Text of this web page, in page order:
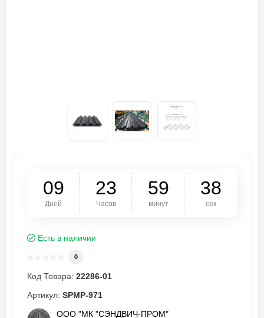
09
Дней
23
Часов
59
минут
37
сек
Есть в наличии
0
Код Товара: 22286-01
Артикул: SPMP-971
ООО "МК "СЭНДВИЧ-ПРОМ"